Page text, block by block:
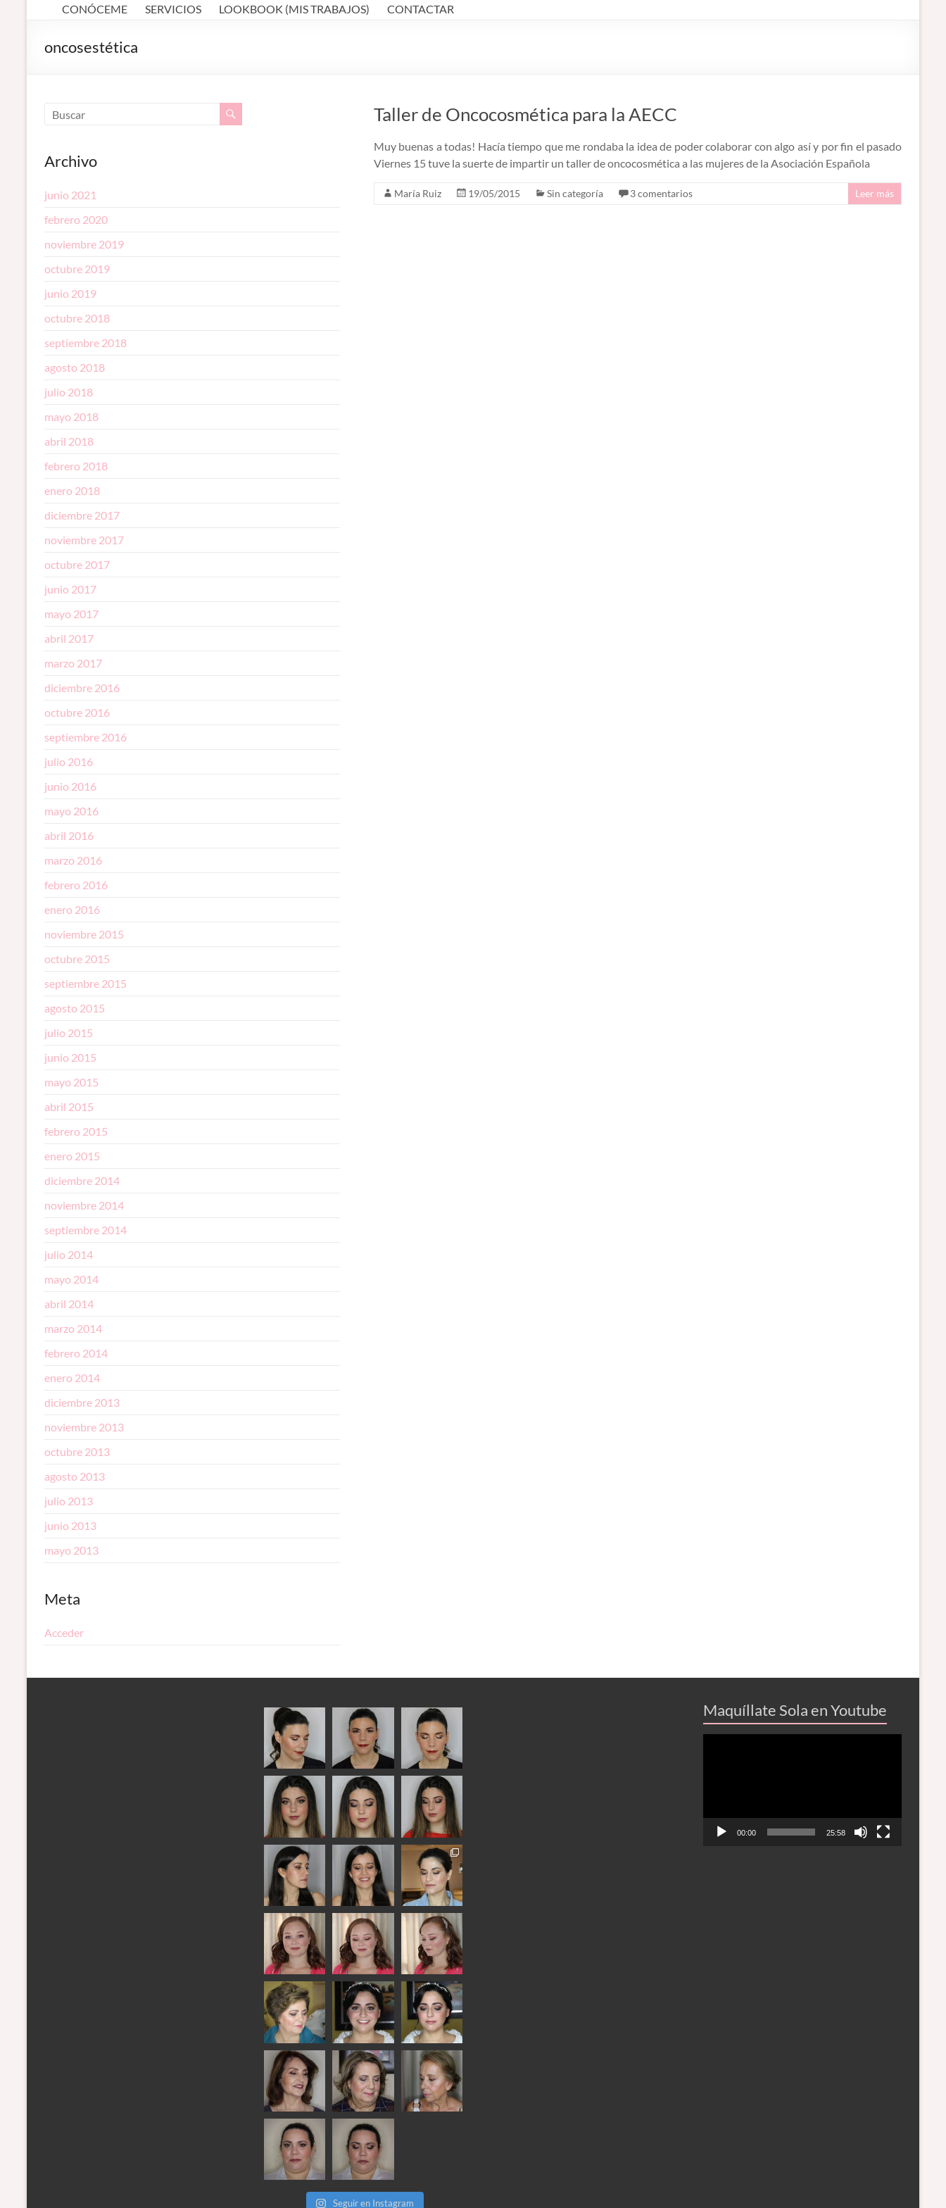
MAKEUP ARTIST
–
profesional en
Diseño de
CONÓCEME SERVICIOS LOOKBOOK (MIS TRABAJOS) CONTACTAR
oncosestética
Taller de Oncocosmética para la AECC
Muy buenas a todas! Hacía tiempo que me rondaba la idea de poder colaborar con algo así y por fin el pasado
Viernes 15 tuve la suerte de impartir un taller de oncocosmética a las mujeres de la Asociación Española
María Ruiz 19/05/2015 Sin categoría 3 comentarios Leer más
Archivo
junio 2021
febrero 2020
noviembre 2019
octubre 2019
junio 2019
octubre 2018
septiembre 2018
agosto 2018
julio 2018
mayo 2018
abril 2018
febrero 2018
enero 2018
diciembre 2017
noviembre 2017
octubre 2017
junio 2017
mayo 2017
abril 2017
marzo 2017
diciembre 2016
octubre 2016
septiembre 2016
julio 2016
junio 2016
mayo 2016
abril 2016
marzo 2016
febrero 2016
enero 2016
noviembre 2015
octubre 2015
septiembre 2015
agosto 2015
julio 2015
junio 2015
mayo 2015
abril 2015
febrero 2015
enero 2015
diciembre 2014
noviembre 2014
septiembre 2014
julio 2014
mayo 2014
abril 2014
marzo 2014
febrero 2014
enero 2014
diciembre 2013
noviembre 2013
octubre 2013
agosto 2013
julio 2013
junio 2013
mayo 2013
Meta
Acceder
Seguir en Instagram
Maquíllate Sola en Youtube
00:00 25:58